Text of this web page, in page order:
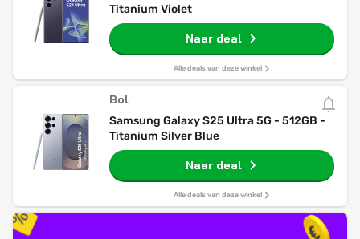
Titanium Violet
Naar deal
Alle deals van deze winkel
Bol
Samsung Galaxy S25 Ultra 5G - 512GB -
Titanium Silver Blue
Naar deal
Alle deals van deze winkel